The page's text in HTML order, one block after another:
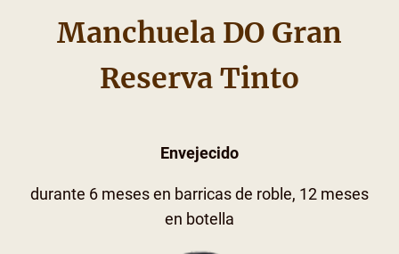
Manchuela DO Gran
Reserva Tinto
Envejecido
durante 6 meses en barricas de roble, 12 meses
en botella